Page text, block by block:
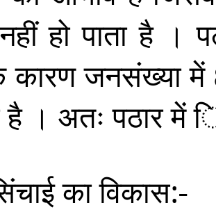
हो पाता है ।
जनसंख्या में
है । अतः पठार
का विकास:-